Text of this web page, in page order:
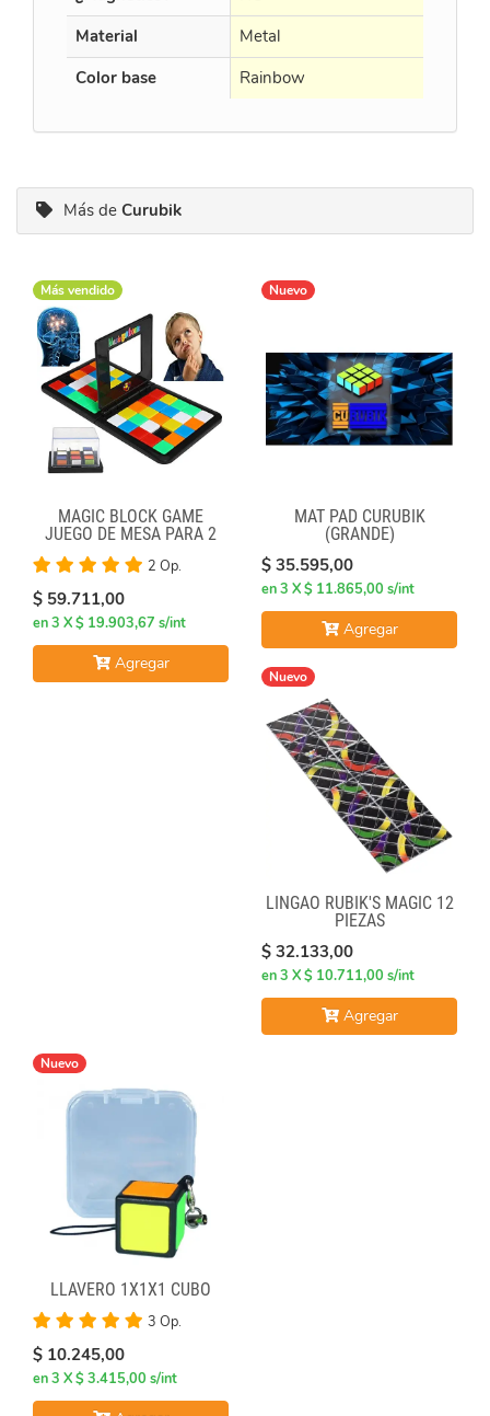
Material
Metal
Color base
Rainbow
Más de Curubik
Más vendido
MAGIC BLOCK GAME
JUEGO DE MESA PARA 2
2 Op.
$ 59.711,00
en 3 X $ 19.903,67 s/int
Agregar
Nuevo
MAT PAD CURUBIK
(GRANDE)
$ 35.595,00
en 3 X $ 11.865,00 s/int
Agregar
Nuevo
LINGAO RUBIK'S MAGIC 12
PIEZAS
$ 32.133,00
en 3 X $ 10.711,00 s/int
Agregar
Nuevo
LLAVERO 1X1X1 CUBO
3 Op.
$ 10.245,00
en 3 X $ 3.415,00 s/int